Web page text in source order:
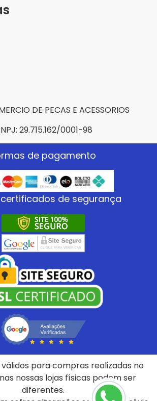
DE PECAS E ACESSORIOS
29.715.162/0001-98
de pagamento
certificados de segurança
para compras realizadas no
nossas lojas físicas podem ser
diferentes.